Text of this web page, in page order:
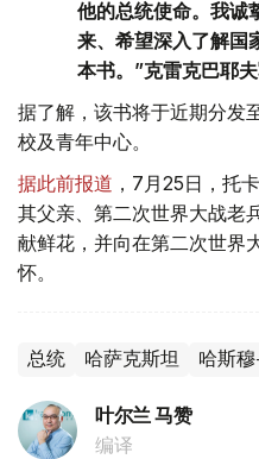
他的总统使命。我诚
来、希望深入了解国
本书。”克雷克巴耶夫
据了解，该书将于近期分发
校及青年中心。
据此前报道 ，7月25日，托
其父亲、第二次世界大战老
献鲜花，并向在第二次世界
怀。
总统 哈萨克斯坦 哈斯
叶尔兰 马赞
编译